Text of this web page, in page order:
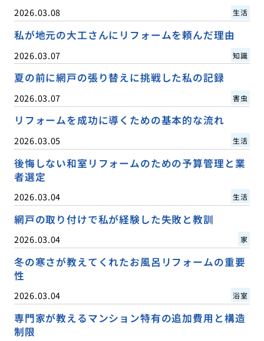
2026.03.08 生活
私が地元の大工さんにリフォームを頼んだ理由
2026.03.07 知識
夏の前に網戸の張り替えに挑戦した私の記録
2026.03.07 害虫
リフォームを成功に導くための基本的な流れ
2026.03.05 生活
後悔しない和室リフォームのための予算管理と業
者選定
2026.03.04 生活
網戸の取り付けで私が経験した失敗と教訓
2026.03.04 家
冬の寒さが教えてくれたお風呂リフォームの重要
性
2026.03.04 浴室
専門家が教えるマンション特有の追加費用と構造
制限